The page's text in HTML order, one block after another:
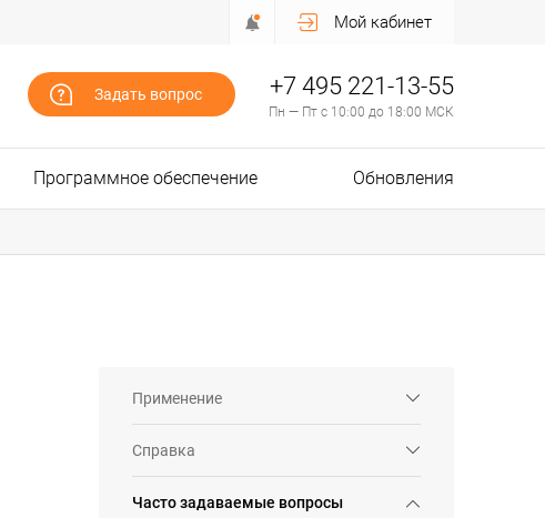
Мой кабинет
Задать вопрос +7 495 221-13-55
Пн — Пт с 10:00 до 18:00 МСК
Программное обеспечение Обновления
Применение
Справка
Часто задаваемые вопросы